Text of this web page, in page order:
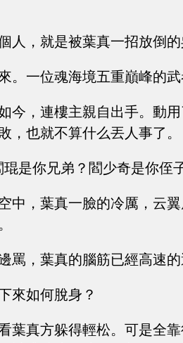
人，就是被葉真一招放倒
。一位魂海境五重巔峰的
今，連樓主親自出手。動
，也就不算什么丟人事了。
琨是你兄弟？閻少奇是你侄
中，葉真一臉的冷厲，云
罵，葉真的腦筋已經高速
來如何脫身？
葉真方躲得輕松。可是全